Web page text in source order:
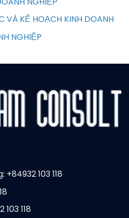
VÀ KẾ HOẠCH KINH DOANH
NGHIỆP
+84932 103 118
103 118